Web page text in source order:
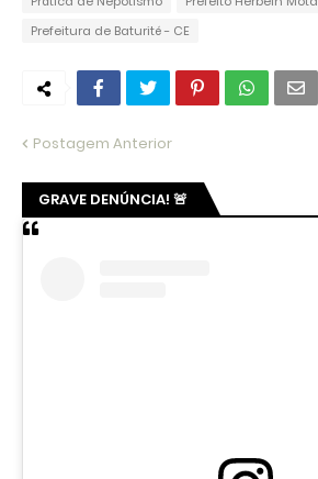
Prefeitura de Baturité - CE
Postagem Anterior
GRAVE DENÚNCIA! 🚨